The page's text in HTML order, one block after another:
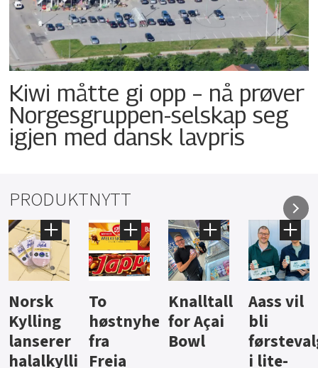
Kiwi måtte gi opp – nå prøver
Norgesgruppen-selskap seg
igjen med dansk lavpris
PRODUKTNYTT
Knalltall
for Açai
Bowl
Aass vil
bli
førstevalg
i lite-
Brus og
jus fra
Berentsen
Hard
iste fra
Hansa